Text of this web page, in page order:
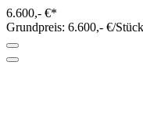
6.600,- €*
Grundpreis: 6.600,- €/Stück